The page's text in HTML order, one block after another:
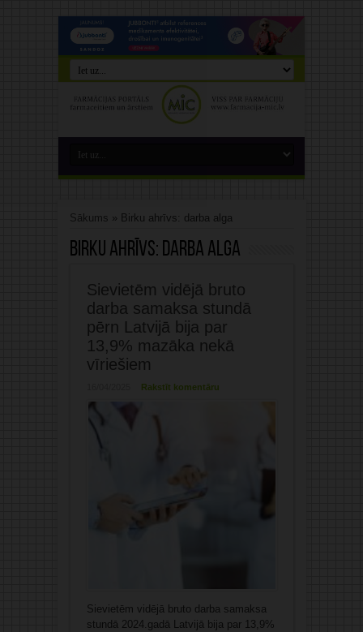
Sākums » Birku ahrīvs: darba alga
Birku ahrīvs: darba alga
Sievietēm vidējā bruto
darba samaksa stundā
pērn Latvijā bija par
13,9% mazāka nekā
vīriešiem
Rakstīt komentāru
Sievietēm vidējā bruto darba samaksa
stundā 2024.gadā Latvijā bija par 13,9%